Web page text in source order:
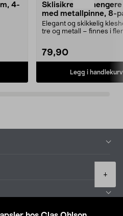
+
4-
Sklisikre
med metallpinne, 8-
Elegant og skikkelig
tre og metall – finnes i
79,90
Legg i handlekurv